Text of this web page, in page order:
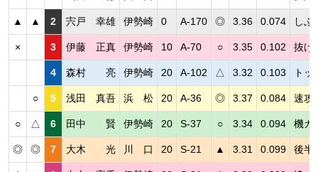
▲ ▲ 2 宍戸 幸雄 伊勢崎 0 A-170 ◎ 3.36 0.074 しぶ
× 3 伊藤 正真 伊勢崎 10 A-70 ○ 3.35 0.102 抜け
4 森村 亮 伊勢崎 20 A-102 △ 3.32 0.103 ト
○ 5 浅田 真吾 浜 松 20 A-36 ◎ 3.37 0.084 速攻
○ △ 6 田中 賢 伊勢崎 20 S-37 ○ 3.34 0.094 機カ
◎ ◎ 7 大木 光 川 口 20 S-21 ▲ 3.31 0.099 後半